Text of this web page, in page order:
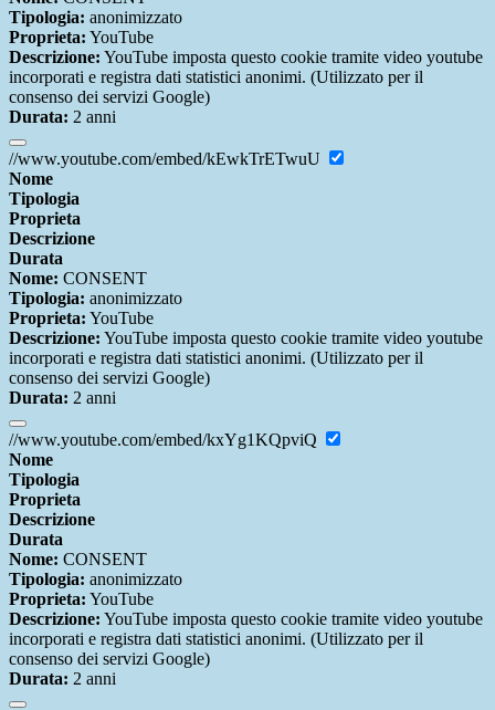
Tipologia: anonimizzato
Proprieta: YouTube
Descrizione: YouTube imposta questo cookie tramite video youtube
incorporati e registra dati statistici anonimi. (Utilizzato per il
consenso dei servizi Google)
Durata: 2 anni
//www.youtube.com/embed/kEwkTrETwuU
Nome
Tipologia
Proprieta
Descrizione
Durata
Nome: CONSENT
Tipologia: anonimizzato
Proprieta: YouTube
Descrizione: YouTube imposta questo cookie tramite video youtube
incorporati e registra dati statistici anonimi. (Utilizzato per il
consenso dei servizi Google)
Durata: 2 anni
//www.youtube.com/embed/kxYg1KQpviQ
Nome
Tipologia
Proprieta
Descrizione
Durata
Nome: CONSENT
Tipologia: anonimizzato
Proprieta: YouTube
Descrizione: YouTube imposta questo cookie tramite video youtube
incorporati e registra dati statistici anonimi. (Utilizzato per il
consenso dei servizi Google)
Durata: 2 anni